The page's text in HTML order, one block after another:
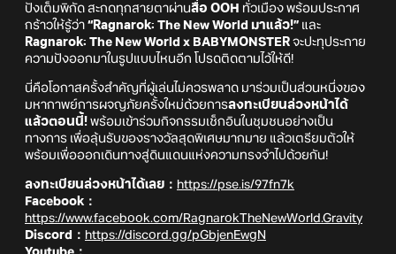
ปังเต็มพิกัด สะกดทุกสายตาผ่านสื่อ OOH ทั่วเมือง พร้อมประกาศ
กร้าวให้รู้ว่า “Ragnarok: The New World มาแล้ว!” และ
Ragnarok: The New World x BABYMONSTER จะปะทุประกาย
ความปังออกมาในรูปแบบไหนอีก โปรดติดตามไว้ให้ดี!
นี่คือโอกาสครั้งสำคัญที่ผู้เล่นไม่ควรพลาด มาร่วมเป็นส่วนหนึ่งของ
มหากาพย์การผจญภัยครั้งใหม่ด้วยการลงทะเบียนล่วงหน้าได้
แล้วตอนนี้! พร้อมเข้าร่วมกิจกรรมเช็กอินในชุมชนอย่างเป็น
ทางการ เพื่อลุ้นรับของรางวัลสุดพิเศษมากมาย แล้วเตรียมตัวให้
พร้อมเพื่อออกเดินทางสู่ดินแดนแห่งความทรงจำไปด้วยกัน!
ลงทะเบียนล่วงหน้าได้เลย： https://pse.is/97fn7k
Facebook：
https://www.facebook.com/RagnarokTheNewWorld.Gravity
Discord： https://discord.gg/pGbjenEwgN